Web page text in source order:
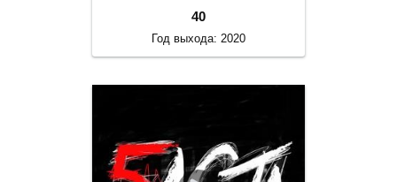
40
Год выхода: 2020